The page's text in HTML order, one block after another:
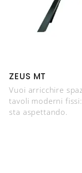
ZEUS MT
Vuoi arricchire
tavoli moderni
sta aspettando.